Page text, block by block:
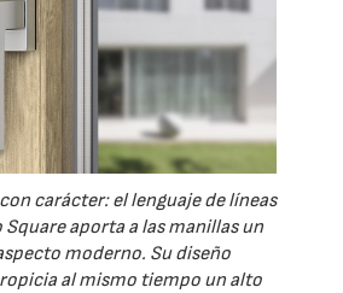
carácter: el lenguaje de líneas
Square aporta a las manillas un
moderno. Su diseño
al mismo tiempo un alto